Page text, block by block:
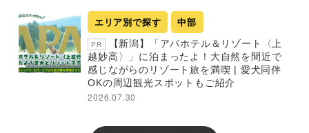
エリア別で探す 中部
PR
【新潟】「アパホテル＆リゾート〈上
越妙高〉」に泊まったよ！大自然を間近で
感じながらのリゾート旅を満喫 | 愛犬同伴
OKの周辺観光スポットもご紹介
2026.07.30